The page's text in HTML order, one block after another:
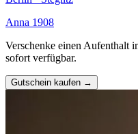
Anna 1908
Verschenke einen Aufenthalt
sofort verfügbar.
Gutschein kaufen →